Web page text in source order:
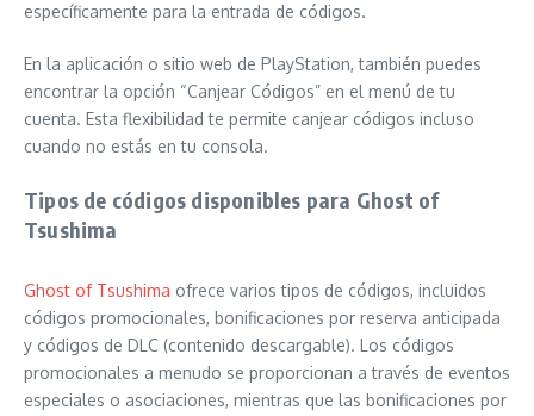
específicamente para la entrada de códigos.
En la aplicación o sitio web de PlayStation, también puedes
encontrar la opción “Canjear Códigos” en el menú de tu
cuenta. Esta flexibilidad te permite canjear códigos incluso
cuando no estás en tu consola.
Tipos de códigos disponibles para Ghost of
Tsushima
Ghost of Tsushima ofrece varios tipos de códigos, incluidos
códigos promocionales, bonificaciones por reserva anticipada
y códigos de DLC (contenido descargable). Los códigos
promocionales a menudo se proporcionan a través de eventos
especiales o asociaciones, mientras que las bonificaciones por